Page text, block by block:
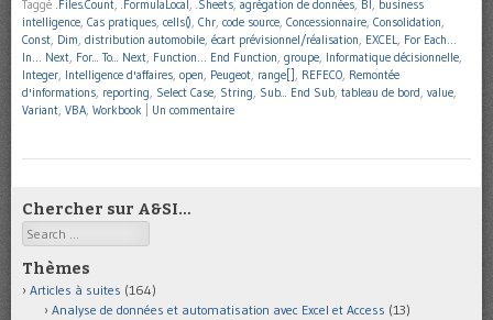
Taggé .Files.Count, .FormulaLocal , .Sheets, agrégation de données, BI , business
intelligence, Cas pratiques, cells(), Chr, code source, Concessionnaire, Consolidation,
Const, Dim, distribution automobile, écart prévisionnel/réalisation, EXCEL, For Each…
In… Next, For... To... Next, Function… End Function, groupe, Informatique décisionnelle,
Integer, Intelligence d'affaires, open, Peugeot, range[] , REFECO, Remontée
d'informations, reporting, Select Case, String, Sub... End Sub, tableau de bord, value,
Variant, VBA, Workbook Un commentaire
Chercher sur A&SI…
Search
Thèmes
Articles à suites (164)
Analyse de données et automatisation avec Excel et Access (13)